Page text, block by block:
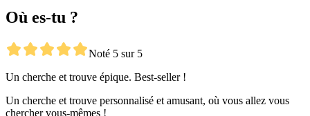
Où es-tu ?
Noté 5 sur 5
Un cherche et trouve épique. Best-seller !
Un cherche et trouve personnalisé et amusant, où vous allez vous
chercher vous-mêmes !